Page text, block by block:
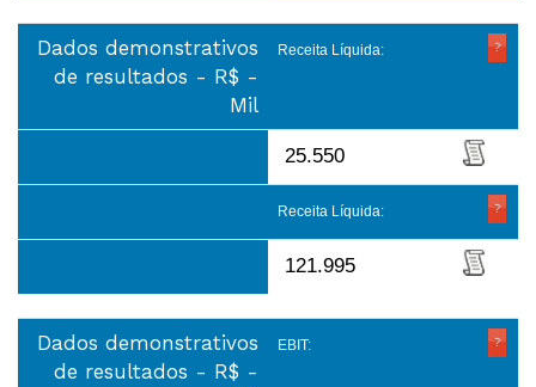
Dados demonstrativos
de resultados - R$ -
Mil
Receita Líquida:
25.550
Receita Líquida:
121.995
Dados demonstrativos
de resultados - R$ -
EBIT: